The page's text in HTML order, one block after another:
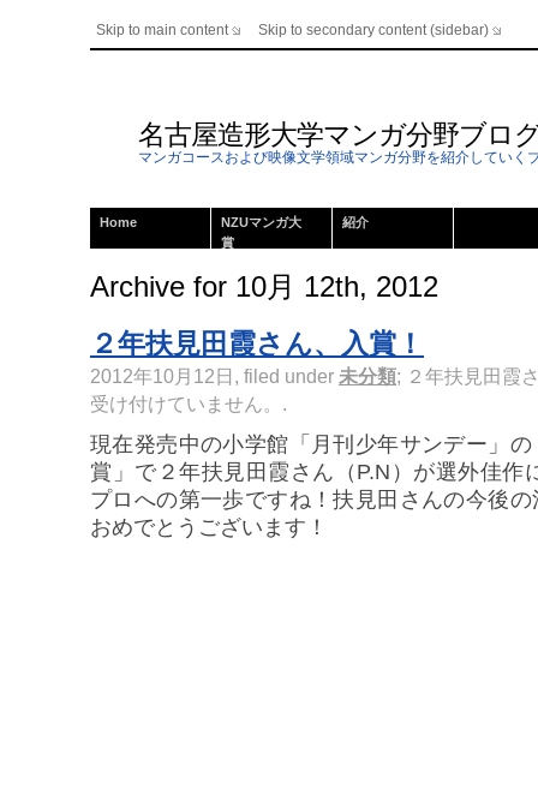
Skip to main content Skip to secondary content (sidebar)
名古屋造形大学マンガ分野ブロ
マンガコースおよび映像文学領域マンガ分野を紹介していく
Home
NZUマンガ大
賞
紹介
Archive for 10月 12th, 2012
２年扶見田霞さん、入賞！
2012年10月12日, filed under 未分類; ２年扶見田霞
受け付けていません。 .
現在発売中の小学館「月刊少年サンデー」
賞」で２年扶見田霞さん（P.N）が選外佳作
プロへの第一歩ですね！扶見田さんの今後
おめでとうございます！